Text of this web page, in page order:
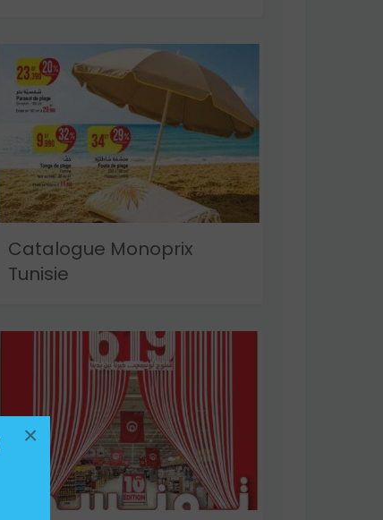
×
Catalogue Monoprix
Tunisie